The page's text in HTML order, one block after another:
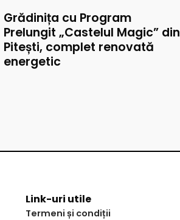
Grădinița cu Program
Prelungit „Castelul Magic” din
Pitești, complet renovată
energetic
Link-uri utile
Termeni și condiții